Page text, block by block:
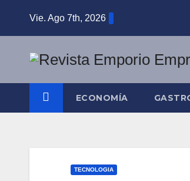
Vie. Ago 7th, 2026
ECONOMÍA
TECNOLOGIA